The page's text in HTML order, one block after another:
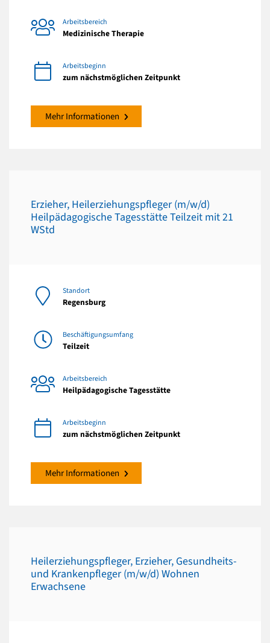
Arbeitsbereich
Medizinische Therapie
Arbeitsbeginn
zum nächstmöglichen Zeitpunkt
Mehr Informationen
Erzieher, Heilerziehungspfleger (m/w/d)
Heilpädagogische Tagesstätte Teilzeit mit 21
WStd
Standort
Regensburg
Beschäftigungsumfang
Teilzeit
Arbeitsbereich
Heilpädagogische Tagesstätte
Arbeitsbeginn
zum nächstmöglichen Zeitpunkt
Mehr Informationen
Heilerziehungspfleger, Erzieher, Gesundheits-
und Krankenpfleger (m/w/d) Wohnen
Erwachsene